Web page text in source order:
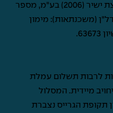
לפועל. הגורם המממן: מימון ישיר מקבוצת ישיר (2006) בע"מ, מספר
נדל"ן (משכנתאות): מימון
לרבות תשלום עמלת
מיידית. המסלול
תקופת הגרייס נצברת